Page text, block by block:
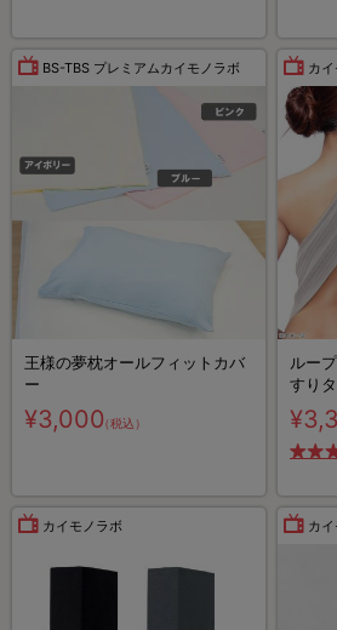
BS-TBS プレミアムカイモノラボ
王様の夢枕オールフィットカバ
ー
¥3,000（税込）
カ
ルー
すり
カイモノラボ カ